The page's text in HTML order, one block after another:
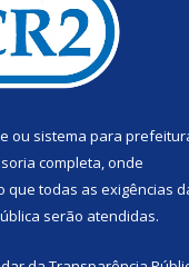
ou sistema para
completa, onde
que todas as exigências
serão atendidas.